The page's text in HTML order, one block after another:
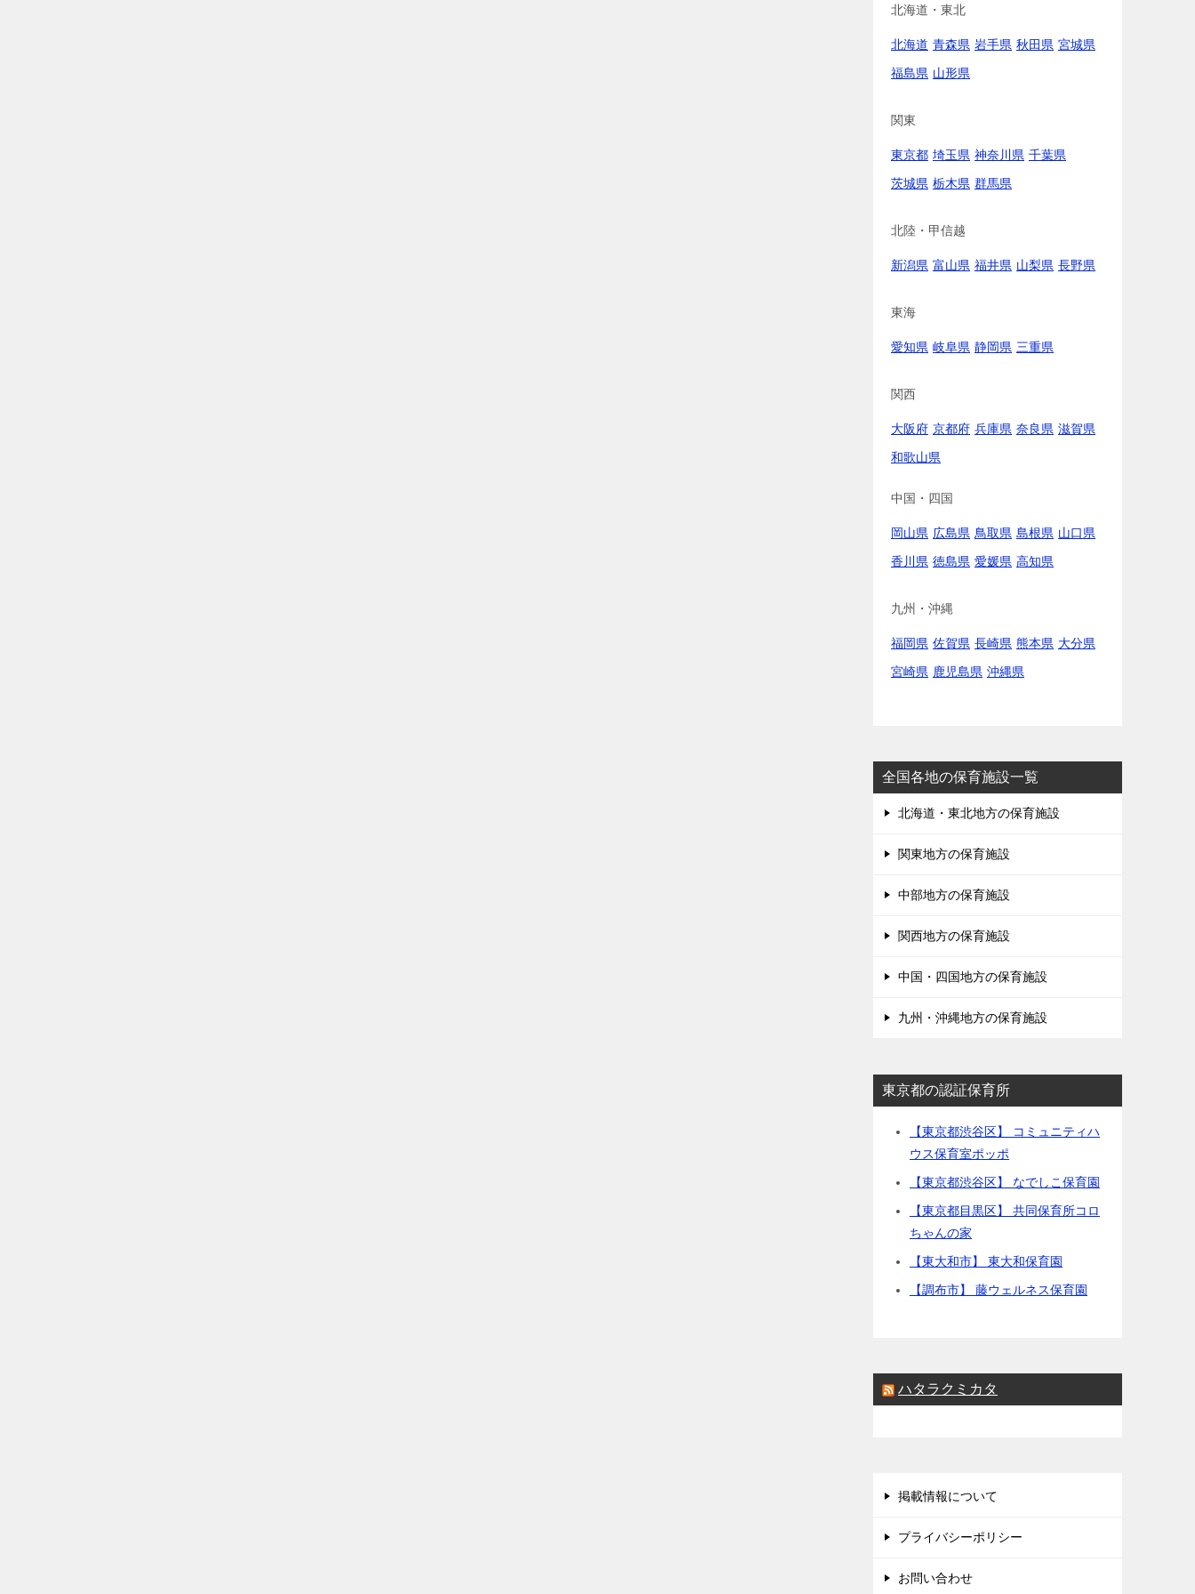
北海道・東北
北海道 青森県 岩手県 秋田県 宮城県
福島県 山形県
関東
東京都 埼玉県 神奈川県 千葉県
茨城県 栃木県 群馬県
北陸・甲信越
新潟県 富山県 福井県 山梨県 長野県
東海
愛知県 岐阜県 静岡県 三重県
関西
大阪府 京都府 兵庫県 奈良県 滋賀県
和歌山県
中国・四国
岡山県 広島県 鳥取県 島根県 山口県
香川県 徳島県 愛媛県 高知県
九州・沖縄
福岡県 佐賀県 長崎県 熊本県 大分県
宮崎県 鹿児島県 沖縄県
全国各地の保育施設一覧
北海道・東北地方の保育施設
関東地方の保育施設
中部地方の保育施設
関西地方の保育施設
中国・四国地方の保育施設
九州・沖縄地方の保育施設
東京都の認証保育所
【東京都渋谷区】 コミュニティハ
ウス保育室ポッポ
【東京都渋谷区】 なでしこ保育園
【東京都目黒区】 共同保育所コロ
ちゃんの家
【東大和市】 東大和保育園
【調布市】 藤ウェルネス保育園
ハタラクミカタ
掲載情報について
プライバシーポリシー
お問い合わせ